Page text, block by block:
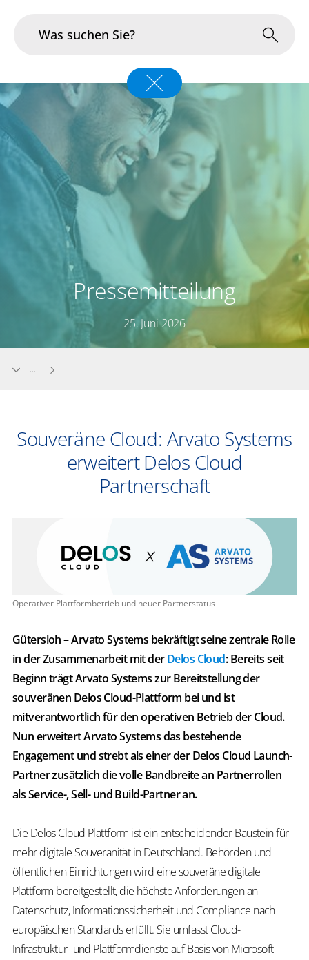
Branchen
Im Fokus
Portfolio
Infrastruktur & Betrieb
Pressemitteilung
25. Juni 2026
...
Souveräne Cloud: Arvato Systems
erweitert Delos Cloud
Partnerschaft
Operativer Plattformbetrieb und neuer Partnerstatus
Gütersloh – Arvato Systems bekräftigt seine zentrale Rolle
in der Zusammenarbeit mit derDelos Cloud: Bereits seit
Beginn trägt Arvato Systems zur Bereitstellung der
souveränen Delos Cloud-Plattform bei und ist
mitverantwortlich für den operativen Betrieb der Cloud.
Nun erweitert Arvato Systems das bestehende
Engagement und strebt als einer der Delos Cloud Launch-
Partner zusätzlich die volle Bandbreite an Partnerrollen
als Service-, Sell- und Build-Partner an.
Die Delos Cloud Plattform ist ein entscheidender Baustein für
mehr digitale Souveränität in Deutschland. Behörden und
öffentlichen Einrichtungen wird eine souveräne digitale
Plattform bereitgestellt, die höchste Anforderungen an
Datenschutz, Informationssicherheit und Compliance nach
europäischen Standards erfüllt. Sie umfasst Cloud-
Infrastruktur- und Plattformdienste auf Basis von Microsoft